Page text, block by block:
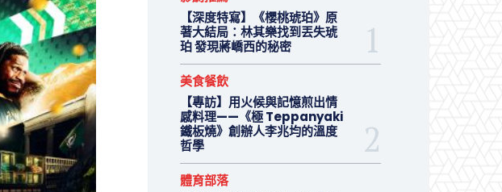
【深度特寫】《櫻桃琥珀》原
著大結局：林其樂找到丟失琥
珀 發現蔣嶠西的秘密
美食餐飲
【專訪】用火候與記憶煎出情
感料理——《極 Teppanyaki
鐵板燒》創辦人李兆均的溫度
哲學
體育部落